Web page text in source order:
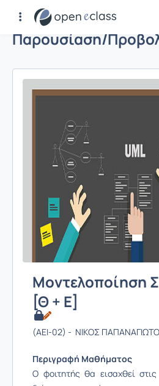
Παρουσίαση/
Μοντελοποίηση
[Θ + Ε]
(AEI-02) - ΝΙΚΟΣ
Περιγραφή Μαθήματος
Ο φοιτητής θα εισαχθεί